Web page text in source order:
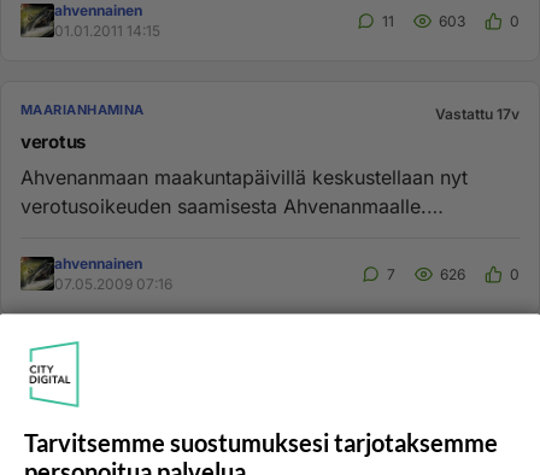
ahvennainen
01.01.2011 14:15
11 603 0
MAARIANHAMINA Vastattu 17v
verotus
Ahvenanmaan maakuntapäivillä keskustellaan nyt
verotusoikeuden saamisesta Ahvenanmaalle.
ahvennainen
07.05.2009 07:16
7 626 0
MAARIANHAMINA
Ruotsi-palsta
Tällä palstalla ei tunnuta enää lainkaan kirjoitettavan
Ahvenmaasta, kaikki vain kehuvat Ruotsia. Pitäisi
Tarvitsemme suostumuksesi tarjotaksemme